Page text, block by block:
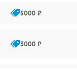
5000 ₽
3000 ₽